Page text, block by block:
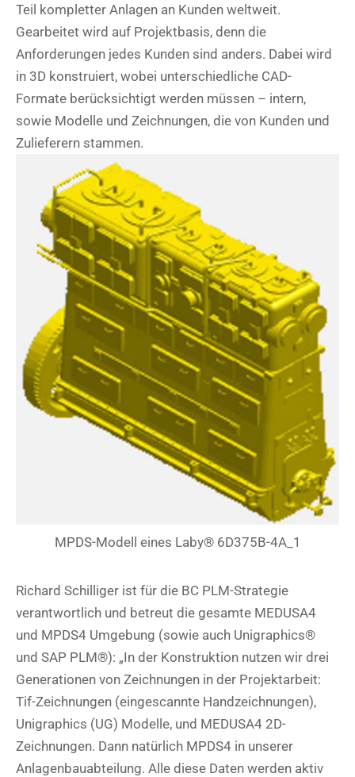
Teil kompletter Anlagen an Kunden weltweit.
Gearbeitet wird auf Projektbasis, denn die
Anforderungen jedes Kunden sind anders. Dabei wird
in 3D konstruiert, wobei unterschiedliche CAD-
Formate berücksichtigt werden müssen – intern,
sowie Modelle und Zeichnungen, die von Kunden und
Zulieferern stammen.
MPDS-Modell eines Laby® 6D375B-4A_1
Richard Schilliger ist für die BC PLM-Strategie
verantwortlich und betreut die gesamte MEDUSA4
und MPDS4 Umgebung (sowie auch Unigraphics®
und SAP PLM®): „In der Konstruktion nutzen wir drei
Generationen von Zeichnungen in der Projektarbeit:
Tif-Zeichnungen (eingescannte Handzeichnungen),
Unigraphics (UG) Modelle, und MEDUSA4 2D-
Zeichnungen. Dann natürlich MPDS4 in unserer
Anlagenbauabteilung. Alle diese Daten werden aktiv